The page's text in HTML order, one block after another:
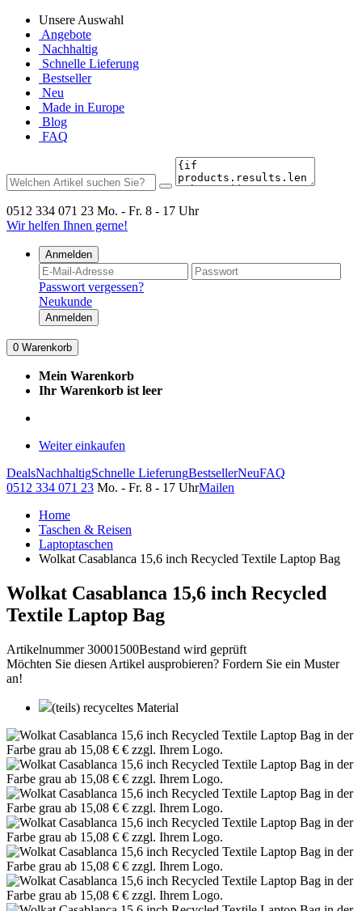
Unsere Auswahl
Angebote
Nachhaltig
Schnelle Lieferung
Bestseller
Neu
Made in Europe
Blog
FAQ
0512 334 071 23 Mo. - Fr. 8 - 17 Uhr
Wir helfen Ihnen gerne!
Anmelden
Passwort vergessen?
Neukunde
Anmelden
0 Warenkorb
Mein Warenkorb
Ihr Warenkorb ist leer
Weiter einkaufen
DealsNachhaltigSchnelle LieferungBestsellerNeuFAQ
0512 334 071 23 Mo. - Fr. 8 - 17 UhrMailen
Home
Taschen & Reisen
Laptoptaschen
Wolkat Casablanca 15,6 inch Recycled Textile Laptop Bag
Wolkat Casablanca 15,6 inch Recycled
Textile Laptop Bag
Artikelnummer 30001500Bestand wird geprüft
Möchten Sie diesen Artikel ausprobieren? Fordern Sie ein Muster
an!
(teils) recyceltes Material